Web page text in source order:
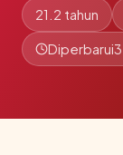
21.2 tahun
Diperbarui